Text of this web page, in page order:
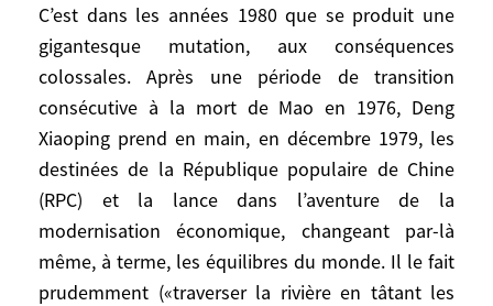
C’est dans les années 1980 que se produit une
gigantesque mutation, aux conséquences
colossales. Après une période de transition
consécutive à la mort de Mao en 1976, Deng
Xiaoping prend en main, en décembre 1979, les
destinées de la République populaire de Chine
(RPC) et la lance dans l’aventure de la
modernisation économique, changeant par-là
même, à terme, les équilibres du monde. Il le fait
prudemment («traverser la rivière en tâtant les
Cependant, la Chine et le reste du monde,
États-Unis, Russie, France, Royaume-Uni
ne vivent pas encore tout à fait dans le
même monde. Ils n’attendent en réalité
pas beaucoup les uns des autres. Après
avoir récupéré le siège de membre
permanent au Conseil de sécurité, Pékin en
fait un usage prudent et discret, veillant à
son statut, mais évitant tout geste pouvant
conduire à une confrontation.